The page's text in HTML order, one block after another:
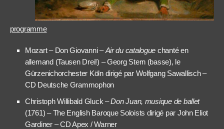
programme
Mozart – Don Giovanni –Air du catalogue chanté en
allemand (Tausen Drei!) – Georg Stern (basse), le
Gürzenichorchester Köln dirigé par Wolfgang Sawallisch –
CD Deutsche Grammophon
Christoph Willibald Gluck –Don Juan, musique de ballet
(1761) – The English Baroque Soloists dirigé par John Eliot
Gardiner – CD Apex / Warner